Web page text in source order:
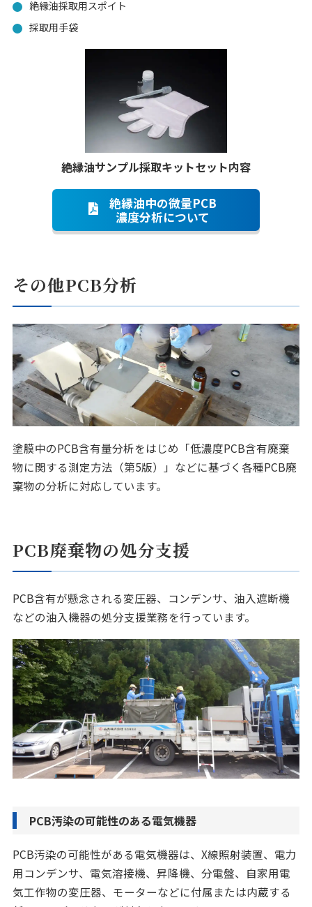
絶縁油採取用スポイト
採取用手袋
絶縁油サンプル採取キットセット内容
絶縁油中の微量PCB
濃度分析について
その他PCB分析
塗膜中のPCB含有量分析をはじめ「低濃度PCB含有廃棄
物に関する測定方法（第5版）」などに基づく各種PCB廃
棄物の分析に対応しています。
PCB廃棄物の処分支援
PCB含有が懸念される変圧器、コンデンサ、油入遮断機
などの油入機器の処分支援業務を行っています。
PCB汚染の可能性のある電気機器
PCB汚染の可能性がある電気機器は、X線照射装置、電力
用コンデンサ、電気溶接機、昇降機、分電盤、自家用電
気工作物の変圧器、モーターなどに付属または内蔵する